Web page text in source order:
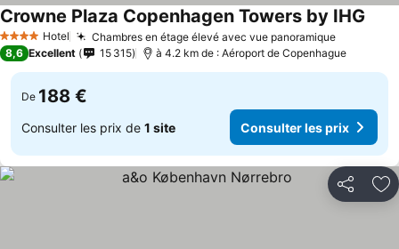
4 Étoiles Hotel Chambres en étage élevé avec vue panoramique
Crowne Plaza Copenhagen Towers by IHG
8,6 Excellent 15 315 à 4.2 km de : Aéroport de Copenhague
De 188 €
Consulter les prix de 1 site Consulter les prix
Partager